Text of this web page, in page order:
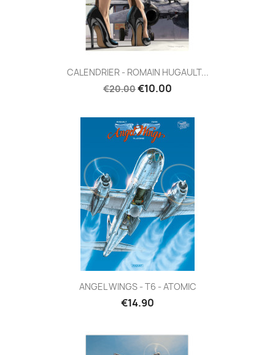
CALENDRIER - ROMAIN HUGAULT...
€20.00€10.00
ANGEL WINGS - T6 - ATOMIC
€14.90